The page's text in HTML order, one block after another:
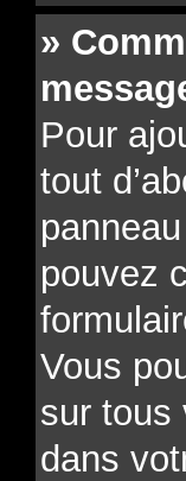
»
Pour
tout
pouvez
Vous
sur tous
dans